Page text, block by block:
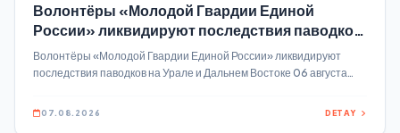
Волонтёры «Молодой Гвардии Единой
России» ликвидируют последствия паводков
на Урале и Дальнем Востоке
Волонтёры «Молодой Гвардии Единой России» ликвидируют
последствия паводков на Урале и Дальнем Востоке 06 августа
Свердловской областях, а также Якутии В Свердловской области
07.08.2026 DETAY